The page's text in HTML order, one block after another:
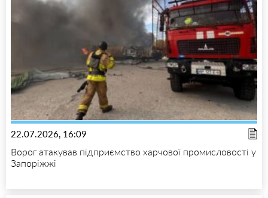
22.07.2026, 16:09
Ворог атакував підприємство харчової промисловості у
Запоріжжі